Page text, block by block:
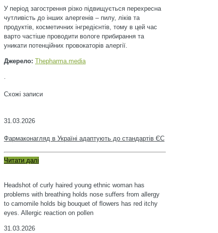
У період загострення різко підвищується перехресна
чутливість до інших алергенів – пилу, ліків та
продуктів, косметичних інгредієнтів, тому в цей час
варто частіше проводити вологе прибирання та
уникати потенційних провокаторів алергії.
Джерело: Тhepharma.media
Схожі записи
31.03.2026
Фармаконагляд в Україні адаптують до стандартів ЄС
Читати далі
Headshot of curly haired young ethnic woman has
problems with breathing holds nose suffers from allergy
to camomile holds big bouquet of flowers has red itchy
eyes. Allergic reaction on pollen
31.03.2026